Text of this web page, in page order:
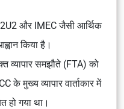
और IMEC जैसी आर्थिक
किया है।
व्यापार समझौते (FTA) को
के मुख्य व्यापार वार्ताकार में
हो गया था।